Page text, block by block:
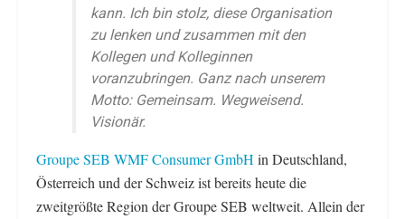
kann. Ich bin stolz, diese Organisation
zu lenken und zusammen mit den
Kollegen und Kolleginnen
voranzubringen. Ganz nach unserem
Motto: Gemeinsam. Wegweisend.
Visionär.
Groupe SEB WMF Consumer GmbH in Deutschland,
Österreich und der Schweiz ist bereits heute die
zweitgrößte Region der Groupe SEB weltweit. Allein der